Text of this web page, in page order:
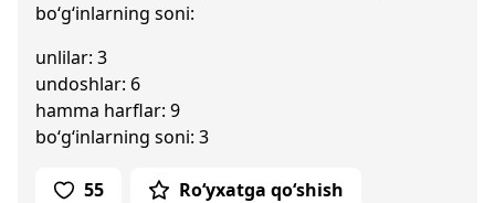
bo‘g‘inlarning soni:
unlilar: 3
undoshlar: 6
hamma harflar: 9
bo‘g‘inlarning soni: 3
55 Ro‘yxatga qo‘shish